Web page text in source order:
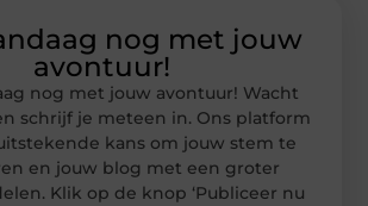
nog met jouw
avontuur!
nog met jouw avontuur! Wacht
schrijf je meteen in. Ons platform
kans om jouw stem te
en jouw blog met een groter
Klik op de knop ‘Publiceer nu